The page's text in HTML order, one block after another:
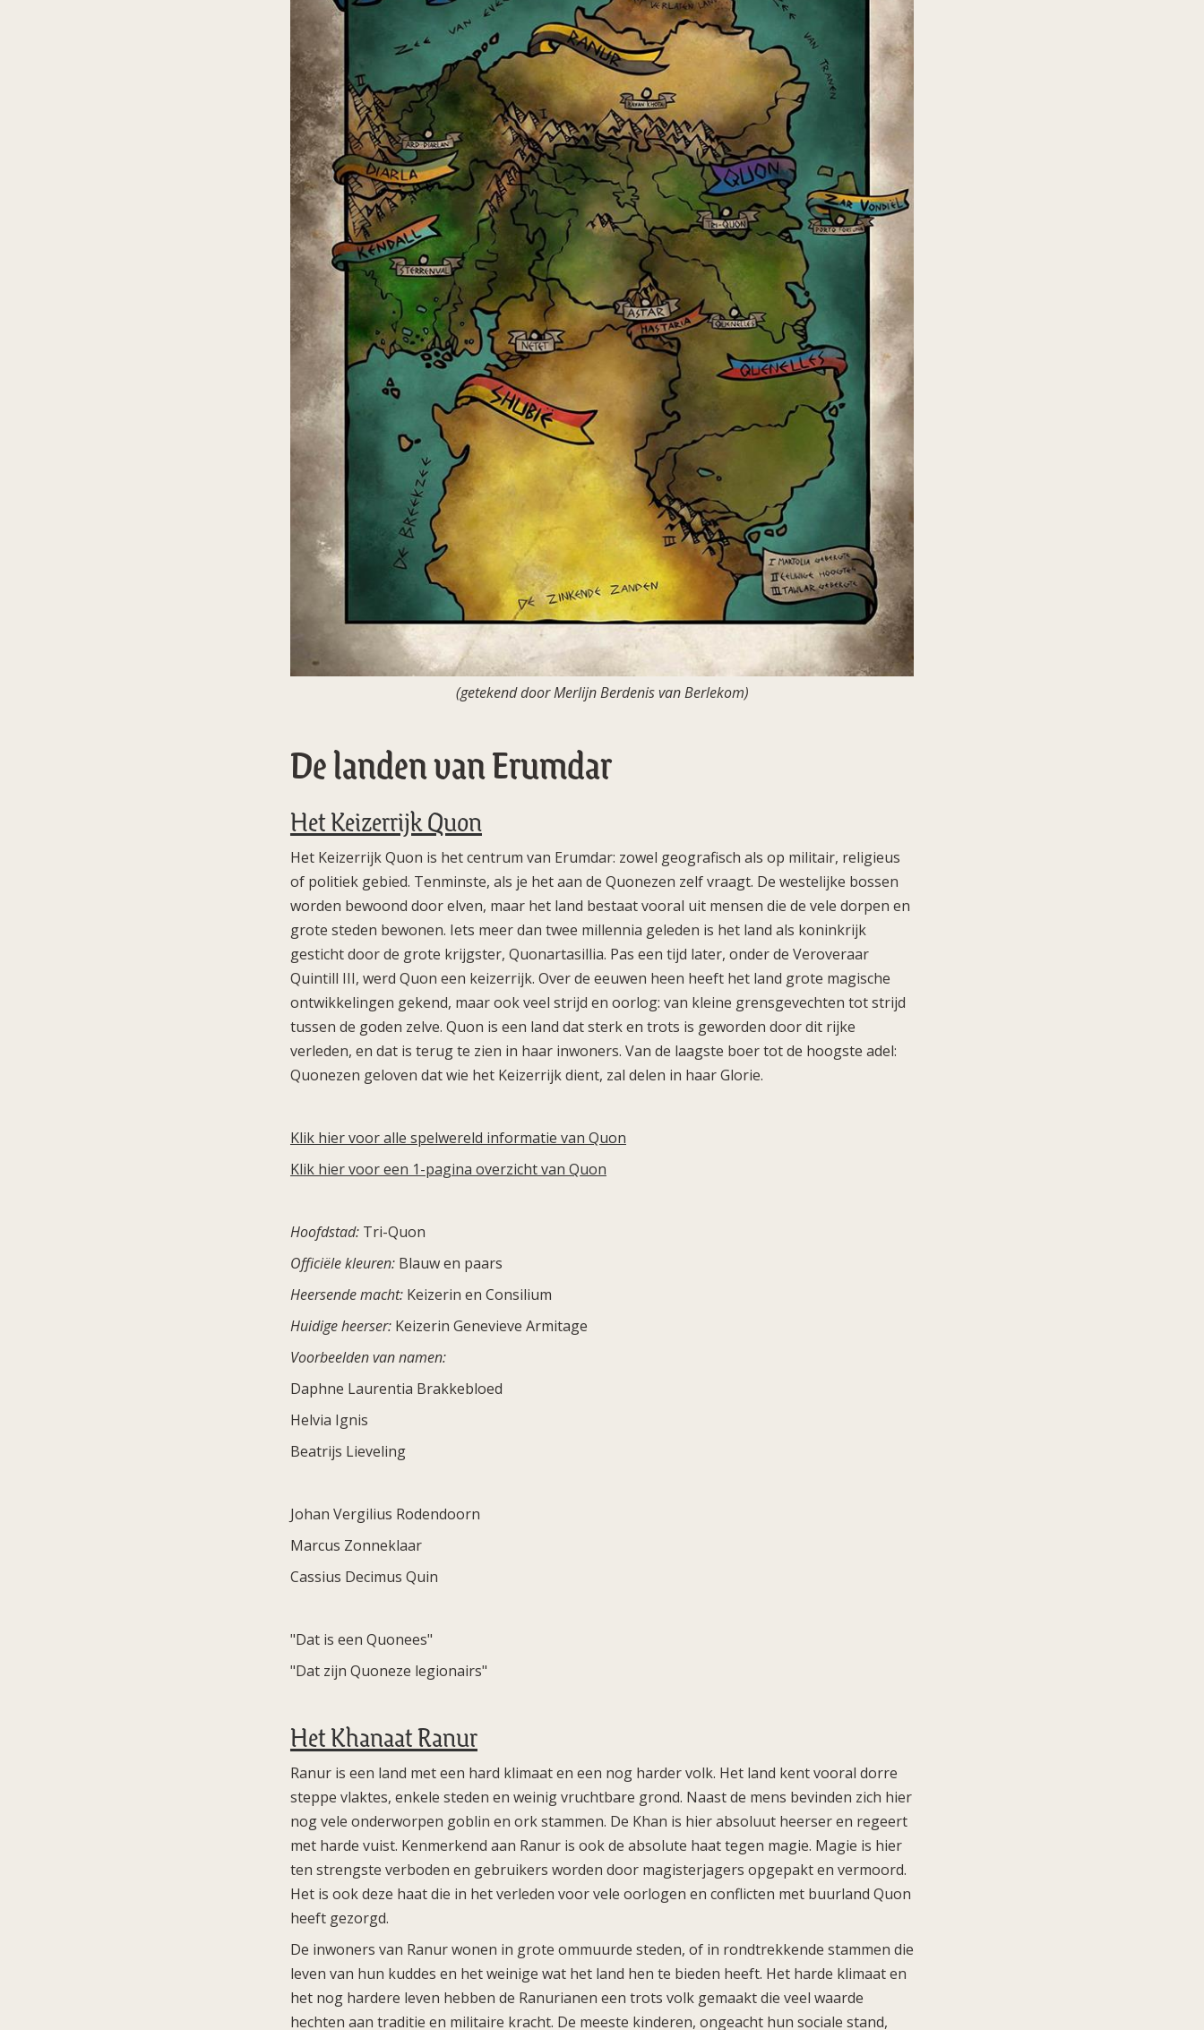
(getekend door Merlijn Berdenis van Berlekom)
De landen van Erumdar
Het Keizerrijk Quon
Het Keizerrijk Quon is het centrum van Erumdar: zowel geografisch als op militair, religieus
of politiek gebied. Tenminste, als je het aan de Quonezen zelf vraagt. De westelijke bossen
worden bewoond door elven, maar het land bestaat vooral uit mensen die de vele dorpen en
grote steden bewonen. Iets meer dan twee millennia geleden is het land als koninkrijk
gesticht door de grote krijgster, Quonartasillia. Pas een tijd later, onder de Veroveraar
Quintill III, werd Quon een keizerrijk. Over de eeuwen heen heeft het land grote magische
ontwikkelingen gekend, maar ook veel strijd en oorlog: van kleine grensgevechten tot strijd
tussen de goden zelve. Quon is een land dat sterk en trots is geworden door dit rijke
verleden, en dat is terug te zien in haar inwoners. Van de laagste boer tot de hoogste adel:
Quonezen geloven dat wie het Keizerrijk dient, zal delen in haar Glorie.
Klik hier voor alle spelwereld informatie van Quon
Klik hier voor een 1-pagina overzicht van Quon
Hoofdstad: Tri-Quon
Officiële kleuren:Blauw en paars
Heersende macht:Keizerin en Consilium
Huidige heerser:Keizerin Genevieve Armitage
Voorbeelden van namen:
Daphne Laurentia Brakkebloed
Helvia Ignis
Beatrijs Lieveling
Johan Vergilius Rodendoorn
Marcus Zonneklaar
Cassius Decimus Quin
"Dat is een Quonees"
"Dat zijn Quoneze legionairs"
Het Khanaat Ranur
Ranur is een land met een hard klimaat en een nog harder volk. Het land kent vooral dorre
steppe vlaktes, enkele steden en weinig vruchtbare grond. Naast de mens bevinden zich hier
nog vele onderworpen goblin en ork stammen. De Khan is hier absoluut heerser en regeert
met harde vuist. Kenmerkend aan Ranur is ook de absolute haat tegen magie. Magie is hier
ten strengste verboden en gebruikers worden door magisterjagers opgepakt en vermoord.
Het is ook deze haat die in het verleden voor vele oorlogen en conflicten met buurland Quon
heeft gezorgd.
De inwoners van Ranur wonen in grote ommuurde steden, of in rondtrekkende stammen die
leven van hun kuddes en het weinige wat het land hen te bieden heeft. Het harde klimaat en
het nog hardere leven hebben de Ranurianen een trots volk gemaakt die veel waarde
hechten aan traditie en militaire kracht. De meeste kinderen, ongeacht hun sociale stand,